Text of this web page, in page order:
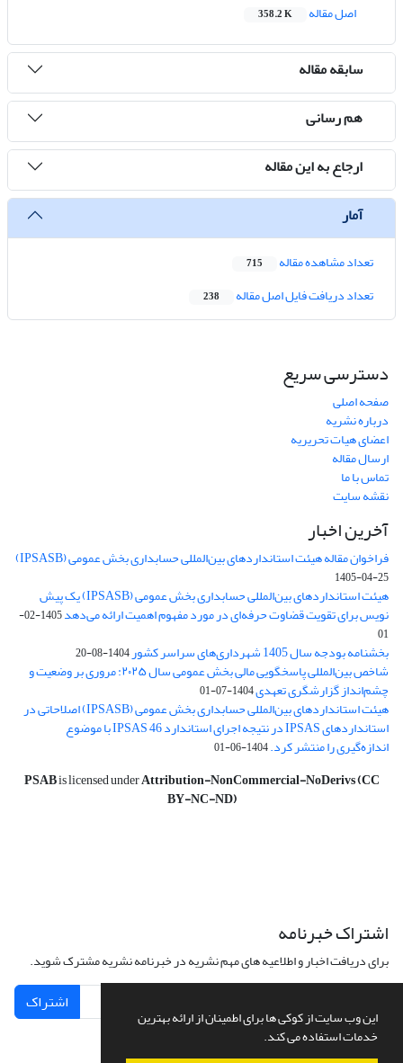
این وب سایت از کوکی ها برای اطمینان از ارائه بهترین
خدمات استفاده می کند.
اصل مقاله
358.2 K
سابقه مقاله
هم رسانی
ارجاع به این مقاله
آمار
تعداد مشاهده مقاله 715
تعداد دریافت فایل اصل مقاله 238
دسترسی سریع
صفحه اصلی
درباره نشریه
اعضای هیات تحریریه
ارسال مقاله
تماس با ما
نقشه سایت
آخرین اخبار
فراخوان مقاله هیئت استانداردهای بین‌المللی حسابداری بخش عمومی (IPSASB)
1405-04-25
هیئت استانداردهای بین‌المللی حسابداری بخش عمومی (IPSASB) یک پیش
نویس برای تقویت قضاوت‌ حرفه‌ای در مورد مفهوم اهمیت ارائه می‌دهد
1405-02-
01
بخشنامه بودجه سال 1405 شهرداری‌های سراسر کشور 1404-08-20
شاخص بین‌المللی پاسخگویی مالی بخش عمومی سال ۲۰۲۵: مروری بر وضعیت و
چشم‌انداز گزارشگری تعهدی1404-07-01
هیئت استانداردهای بین‌المللی حسابداری بخش عمومی (IPSASB) اصلاحاتی در
استانداردهای IPSAS در نتیجه اجرای استاندارد IPSAS 46 با موضوع
اندازه‌گیری را منتشر کرد.1404-06-01
PSABis licensed underAttribution-NonCommercial-NoDerivs (CC
BY-NC-ND)
اشتراک خبرنامه
برای دریافت اخبار و اطلاعیه های مهم نشریه در خبرنامه نشریه مشترک شوید.
اشتراک